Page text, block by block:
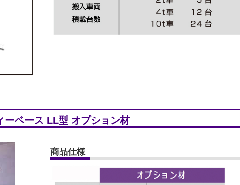
ーベース LL型 オプション材
商品仕様